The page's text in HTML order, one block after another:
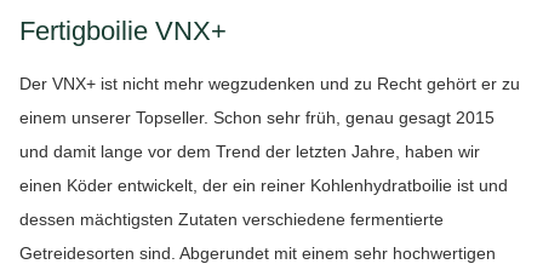
Fertigboilie VNX+
Der VNX+ ist nicht mehr wegzudenken und zu Recht gehört er zu
einem unserer Topseller. Schon sehr früh, genau gesagt 2015
und damit lange vor dem Trend der letzten Jahre, haben wir
einen Köder entwickelt, der ein reiner Kohlenhydratboilie ist und
dessen mächtigsten Zutaten verschiedene fermentierte
Getreidesorten sind. Abgerundet mit einem sehr hochwertigen